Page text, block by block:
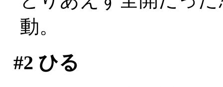
動。
#2 ひる